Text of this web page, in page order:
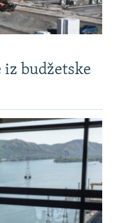
budžetske